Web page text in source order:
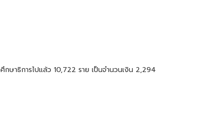
กษาธิการไปแล้ว 10,722 ราย เป็นจำนวนเงิน 2,294